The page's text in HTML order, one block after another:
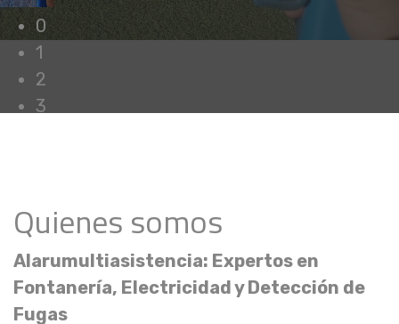
0
1
2
3
Quienes somos
Alarumultiasistencia: Expertos en
Fontanería, Electricidad y Detección de
Fugas